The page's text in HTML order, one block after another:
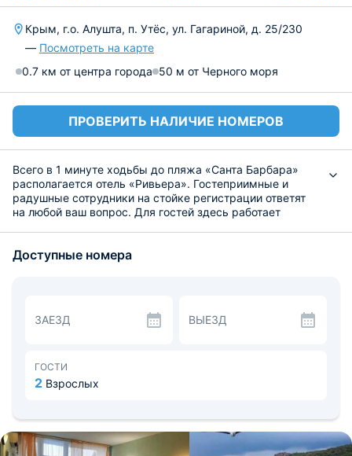
Крым, г.о. Алушта, п. Утёс, ул. Гагариной, д. 25/230
— Посмотреть на карте
0.7 км от центра города 50 м от Черного моря
ПРОВЕРИТЬ НАЛИЧИЕ НОМЕРОВ
Всего в 1 минуте ходьбы до пляжа «Санта Барбара»
располагается отель «Ривьера». Гостеприимные и
радушные сотрудники на стойке регистрации ответят
на любой ваш вопрос. Для гостей здесь работает
Для проживания гостям предлагаются различные
столовые, а также многочисленные пляжи. Расстояние
до ближайшего аэропорта г. Симферополь составит 82
Доступные номера
ЗАЕЗД ВЫЕЗД
ГОСТИ
2 Взрослых